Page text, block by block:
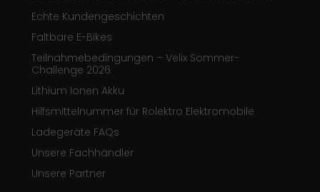
Echte Kundengeschichten
Faltbare E-Bikes
Teilnahmebedingungen – Velix Sommer-
Challenge 2026
Lithium Ionen Akku
Hilfsmittelnummer für Rolektro Elektromobile
Ladegeräte FAQs
Unsere Fachhändler
Unsere Partner